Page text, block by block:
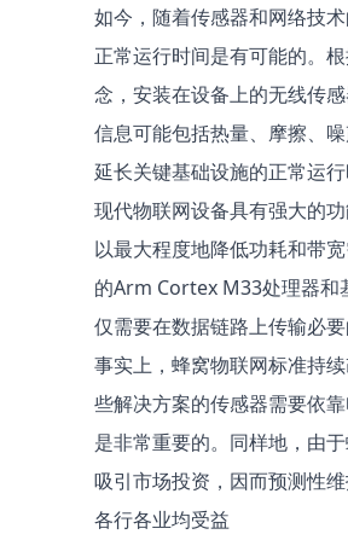
如今，随着传感器和网络技
正常运行时间是有可能的。
念，安装在设备上的无线传
信息可能包括热量、摩擦、
延长关键基础设施的正常运
现代物联网设备具有强大的
以最大程度地降低功耗和带
的Arm Cortex M33处理器和
仅需要在数据链路上传输必要
事实上，蜂窝物联网标准持
些解决方案的传感器需要依
是非常重要的。同样地，由
吸引市场投资，因而预测性
各行各业均受益